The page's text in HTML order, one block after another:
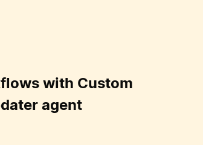
with Custom
agent